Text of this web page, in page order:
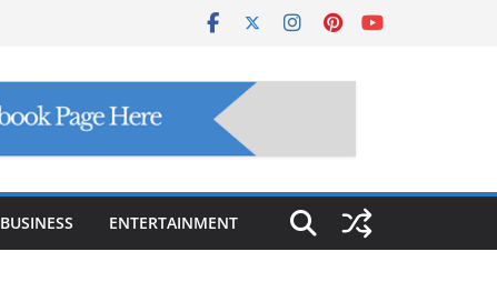
BUSINESS ENTERTAINMENT